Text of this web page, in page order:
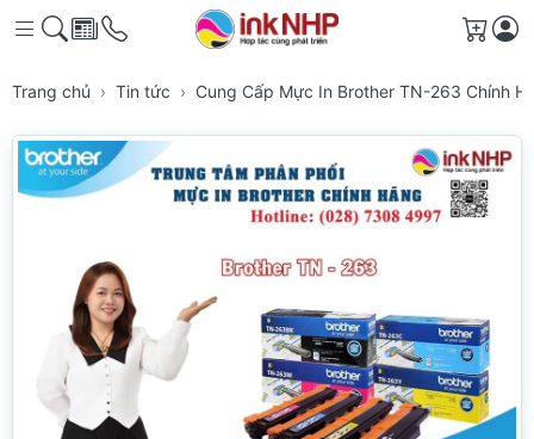
Giỏ
Trang chủ Tin tức Cung Cấp Mực In Brother TN-263 Chính